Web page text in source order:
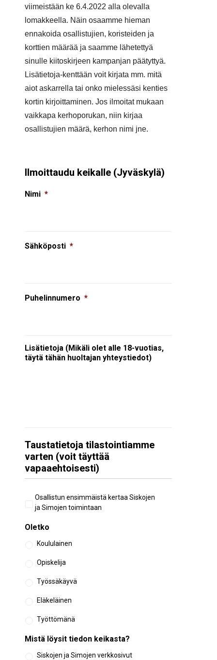
viimeistään ke 6.4.2022 alla olevalla
lomakkeella. Näin osaamme hieman
ennakoida osallistujien, koristeiden ja
korttien määrää ja saamme lähetettyä
sinulle kiitoskirjeen kampanjan päätyttyä.
Lisätietoja-kenttään voit kirjata mm. mitä
aiot askarrella tai onko mielessäsi kenties
kortin kirjoittaminen. Jos ilmoitat mukaan
vaikkapa kerhoporukan, niin kirjaa
osallistujien määrä, kerhon nimi jne.
Ilmoittaudu keikalle (Jyväskylä)
Nimi *
Sähköposti *
Puhelinnumero *
Lisätietoja (Mikäli olet alle 18-vuotias,
täytä tähän huoltajan yhteystiedot)
Taustatietoja tilastointiamme
varten (voit täyttää
vapaaehtoisesti)
Aiempi
osallistuminen
Osallistun ensimmäistä kertaa Siskojen
ja Simojen toimintaan
Oletko
Koululainen
Opiskelija
Työssäkäyvä
Eläkeläinen
Työttömänä
Mistä löysit tiedon keikasta?
Siskojen ja Simojen verkkosivut